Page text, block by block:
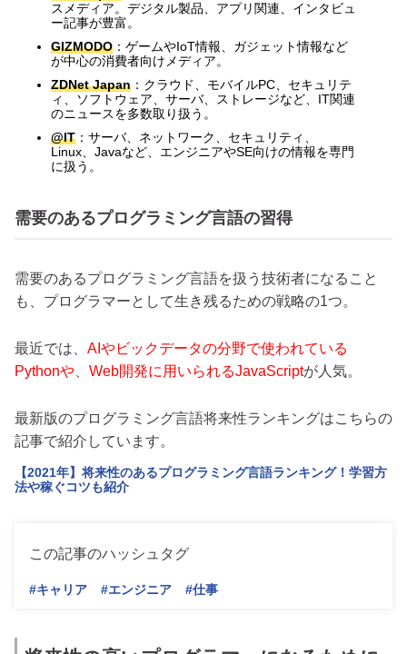
スメディア。デジタル製品、アプリ関連、インタビュ
ー記事が豊富。
GIZMODO ：ゲームやIoT情報、ガジェット情報など
が中心の消費者向けメディア。
ZDNet Japan ：クラウド、モバイルPC、セキュリテ
ィ、ソフトウェア、サーバ、ストレージなど、IT関連
のニュースを多数取り扱う。
@IT ：サーバ、ネットワーク、セキュリティ、
Linux、Javaなど、エンジニアやSE向けの情報を専門
に扱う。
需要のあるプログラミング言語の習得
需要のあるプログラミング言語を扱う技術者になること
も、プログラマーとして生き残るための戦略の1つ。
最近では、 AIやビックデータの分野で使われている
Pythonや、Web開発に用いられるJavaScriptが人気。
最新版のプログラミング言語将来性ランキングはこちらの
記事で紹介しています。
【2021年】将来性のあるプログラミング言語ランキング！学習方
法や稼ぐコツも紹介
この記事のハッシュタグ
#キャリア #エンジニア #仕事